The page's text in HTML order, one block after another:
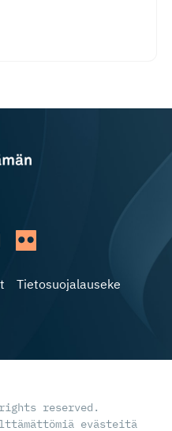
Tietosuojalauseke
reserved.
evästeitä